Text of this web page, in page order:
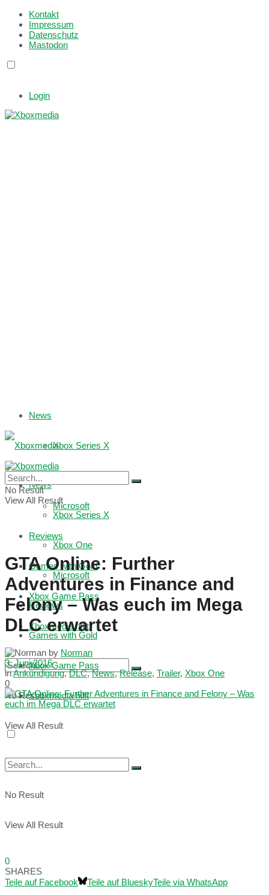
Kontakt
Impressum
Datenschutz
Mastodon
Login
News
Xbox Series X
Microsoft
Reviews
Games with Gold
Xbox Game Pass
Xboxmedia hilft
No Result
View All Result
News
Xbox Series X
Xbox One
Microsoft
Reviews
Games with Gold
Xbox Game Pass
Xboxmedia hilft
No Result
View All Result
No Result
View All Result
GTA Online: Further
Adventures in Finance and
Felony – Was euch im Mega
DLC erwartet
by Norman
3. Juni 2016
inAnkündigung,DLC,News,Release, Trailer, Xbox One
0
0
SHARES
Teile auf Facebook
Teile auf BlueskyTeile via WhatsApp